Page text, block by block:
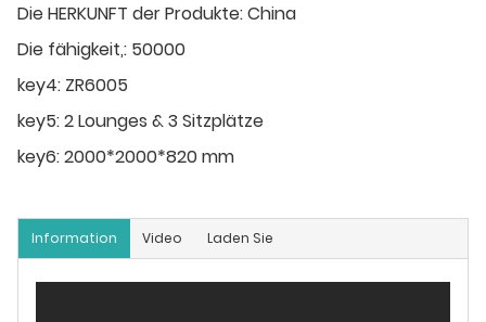
Die HERKUNFT der Produkte:China
Die fähigkeit,: 50000
key4: ZR6005
key5:2 Lounges & 3 Sitzplätze
key6:2000*2000*820 mm
Information Video Laden Sie